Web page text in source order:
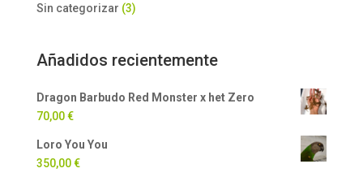
Sin categorizar (3)
Añadidos recientemente
Dragon Barbudo Red Monster x het Zero
70,00€
Loro You You
350,00€